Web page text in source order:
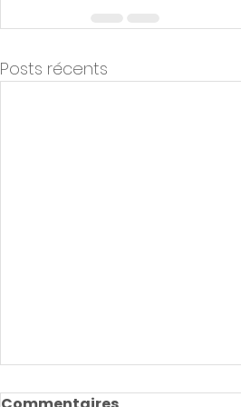
Posts récents
« Quand l’IA